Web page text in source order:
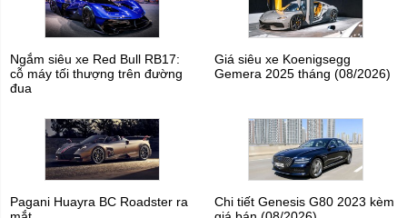
Ngắm siêu xe Red Bull RB17:
cỗ máy tối thượng trên đường
đua
Giá siêu xe Koenigsegg
Gemera 2025 tháng (08/2026)
Pagani Huayra BC Roadster ra
Chi tiết Genesis G80 2023 kèm